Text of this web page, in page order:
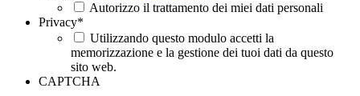
Autorizzo il trattamento dei miei dati personali
Privacy*
Utilizzando questo modulo accetti la
memorizzazione e la gestione dei tuoi dati da questo
sito web.
CAPTCHA